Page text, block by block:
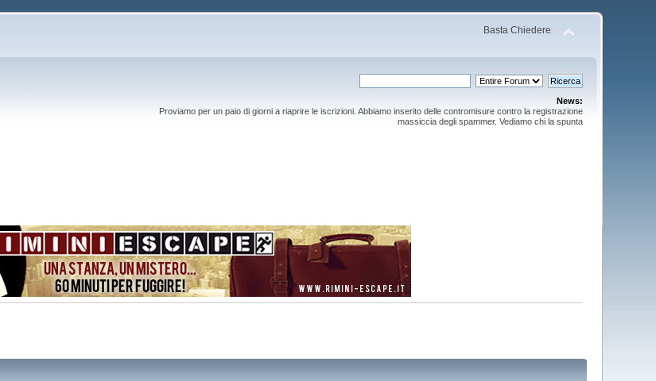
Basta Chiedere
News:
Proviamo per un paio di giorni a riaprire le iscrizioni. Abbiamo inserito delle contromisure contro la registrazione
massiccia degli spammer. Vediamo chi la spunta